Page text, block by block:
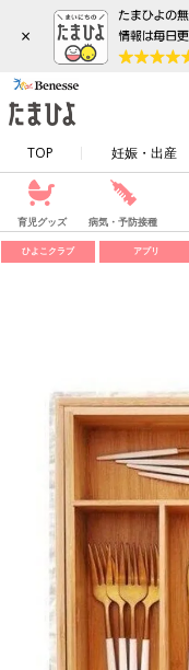
×
TOP 妊娠・出産
育児グッズ 病気・予防接種
ひよこクラブ アプリ